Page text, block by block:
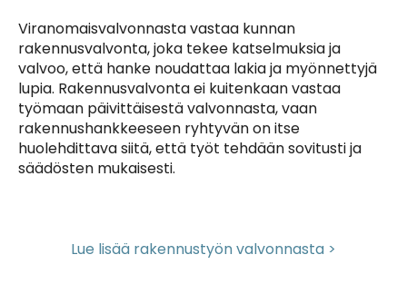
Viranomaisvalvonnasta vastaa kunnan
rakennusvalvonta, joka tekee katselmuksia ja
valvoo, että hanke noudattaa lakia ja myönnettyjä
lupia. Rakennusvalvonta ei kuitenkaan vastaa
työmaan päivittäisestä valvonnasta, vaan
rakennushankkeeseen ryhtyvän on itse
huolehdittava siitä, että työt tehdään sovitusti ja
säädösten mukaisesti.
Lue lisää rakennustyön valvonnasta >